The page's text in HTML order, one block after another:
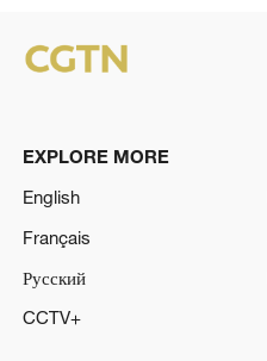
EXPLORE MORE
English
Français
Русский
CCTV+